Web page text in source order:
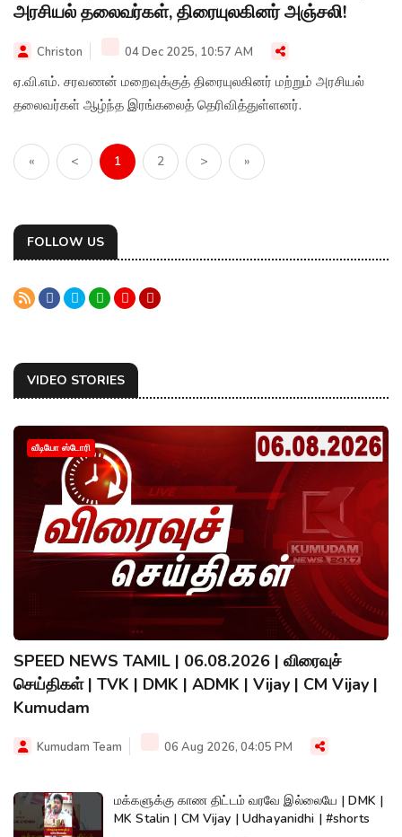
அரசியல் தலைவர்கள், திரையுலகினர் அஞ்சலி!
Christon 04 Dec 2025, 10:57 AM
ஏ.வி.எம். சரவணன் மறைவுக்குத் திரையுலகினர் மற்றும் அரசியல்
தலைவர்கள் ஆழ்ந்த இரங்கலைத் தெரிவித்துள்ளனர்.
« < 1 2 > »
FOLLOW US
VIDEO STORIES
வீடியோ ஸ்டோரி
SPEED NEWS TAMIL | 06.08.2026 | விரைவுச்
செய்திகள் | TVK | DMK | ADMK | Vijay | CM Vijay |
Kumudam
Kumudam Team 06 Aug 2026, 04:05 PM
மக்களுக்கு காண திட்டம் வரவே இல்லையே | DMK |
MK Stalin | CM Vijay | Udhayanidhi | #shorts